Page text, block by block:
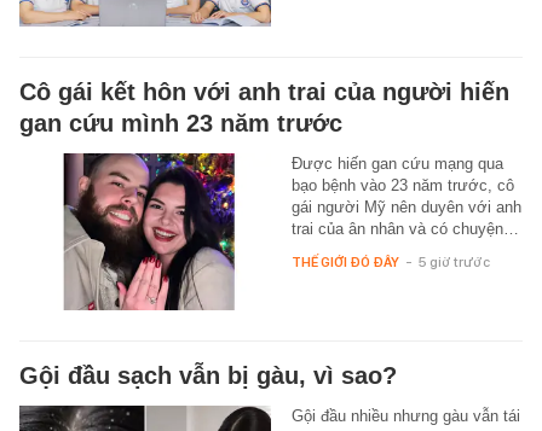
Cô gái kết hôn với anh trai của người hiến
gan cứu mình 23 năm trước
Được hiến gan cứu mạng qua
bạo bệnh vào 23 năm trước, cô
gái người Mỹ nên duyên với anh
trai của ân nhân và có chuyện…
THẾ GIỚI ĐÓ ĐÂY - 5 giờ trước
Gội đầu sạch vẫn bị gàu, vì sao?
Gội đầu nhiều nhưng gàu vẫn tái